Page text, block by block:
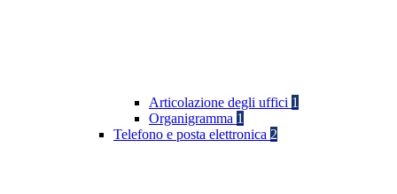
Articolazione degli uffici 1
Organigramma 1
Telefono e posta elettronica 2